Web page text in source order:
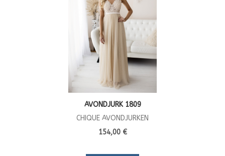
AVONDJURK 1809
CHIQUE AVONDJURKEN
154,00 €